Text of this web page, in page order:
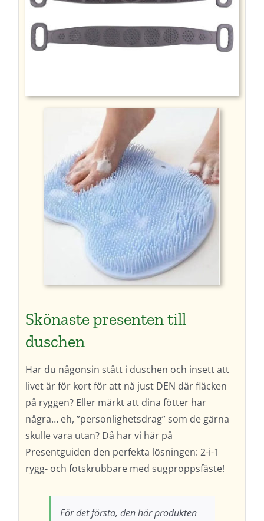
Skönaste presenten till
duschen
Har du någonsin stått i duschen och insett att
livet är för kort för att nå just DEN där fläcken
på ryggen? Eller märkt att dina fötter har
några… eh, ”personlighetsdrag” som de gärna
skulle vara utan? Då har vi här på
Presentguiden den perfekta lösningen: 2-i-1
rygg- och fotskrubbare med sugproppsfäste!
För det första, den här produkten